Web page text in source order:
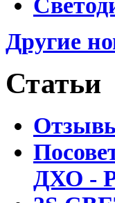
Другие
Статьи
ДХО -